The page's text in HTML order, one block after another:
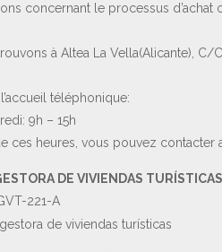
concernant le processus
à Altea La Vella(Alicante), C/
téléphonique:
9h – 15h
ces heures, vous pouvez contacter
DE VIVIENDAS TURÍSTICAS
221-A